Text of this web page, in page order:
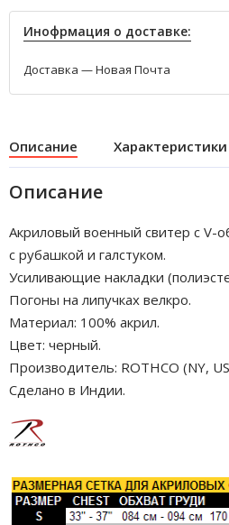
Инофрмация о доставке:
Доставка — Новая Почта
Описание Характеристики
Описание
Акриловый военный свитер с
с рубашкой и галстуком.
Усиливающие накладки
Погоны на липучках велкро.
Материал: 100% акрил.
Цвет: черный.
Производитель: ROTHCO (NY,
Сделано в Индии.